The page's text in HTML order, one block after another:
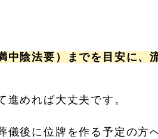
中陰法要）までを目安に、
めれば大丈夫です。
後に位牌を作る予定の方